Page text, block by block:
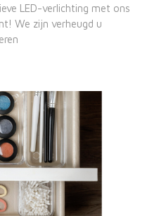
LED-verlichting met ons
We zijn verheugd u